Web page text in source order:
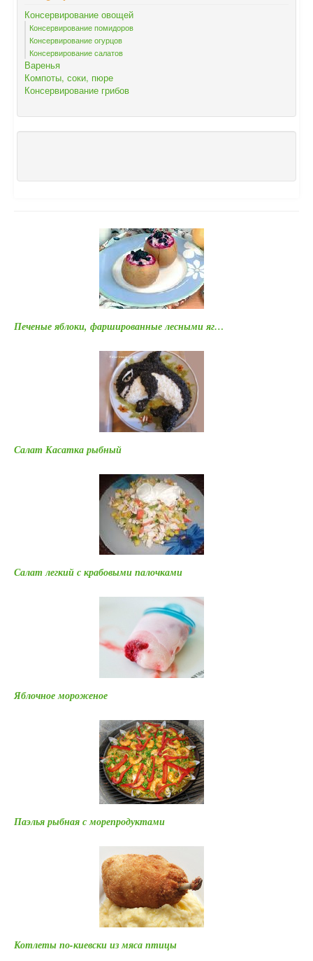
Консервирование овощей
Консервирование помидоров
Консервирование огурцов
Консервирование салатов
Варенья
Компоты, соки, пюре
Консервирование грибов
Печеные яблоки, фаршированные лесными яг…
Салат Касатка рыбный
Салат легкий с крабовыми палочками
Яблочное мороженое
Паэлья рыбная с морепродуктами
Котлеты по-киевски из мяса птицы